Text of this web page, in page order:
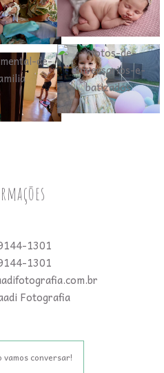
1301
1301
Fotografia
vamos conversar!